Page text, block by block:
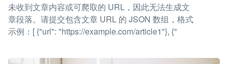
未收到文章内容或可爬取的 URL，因此无法生成文
章段落。请提交包含文章 URL 的 JSON 数组，格式
示例：[ {"url": "https://example.com/article1"}, {"